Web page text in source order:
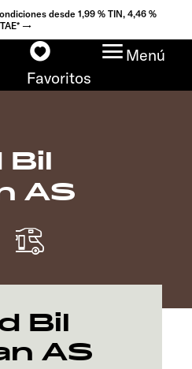
desde 1,99 % TIN, 4,46 %
TAE* →
Favoritos
Menú
Sunlight
de
Bil
AS
Bil
AS